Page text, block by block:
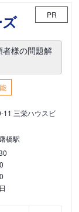
PR
様の問題解
11 三栄ハウスビ
橋駅